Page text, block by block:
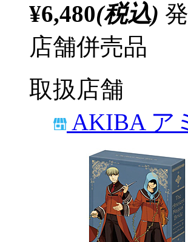
¥6,480(税込)
店舗併売品
取扱店舗
AKIBA ア